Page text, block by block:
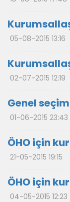
05-08-2015 13:16
02-07-2015 12:19
Genel
01-06-2015 23:43
ÖHO için
21-05-2015 19:15
ÖHO için
04-05-2015 12:23